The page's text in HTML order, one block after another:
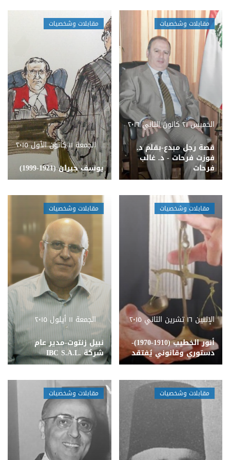
مقابلات وشخصيات
الخميس ٢١ كانون الثاني ٢٠١٦
قصة رجل مبدع-بقلم د.
فوزت فرحات - د. غالب
فرحات
مقابلات وشخصيات
الجمعة ١١ كانون الأول ٢٠١٥
​يوسف جبران (1921-1999)
مقابلات وشخصيات
الإثنين ١٦ تشرين الثاني ٢٠١٥
أنور الخطيب (1910-1970)-
دستوري وقانوني يُفتقد
مقابلات وشخصيات
الجمعة ١١ أيلول ٢٠١٥
​نبيل زنتوت-مدير عام
شركة .IBC S.A.L
مقابلات وشخصيات مقابلات وشخصيات